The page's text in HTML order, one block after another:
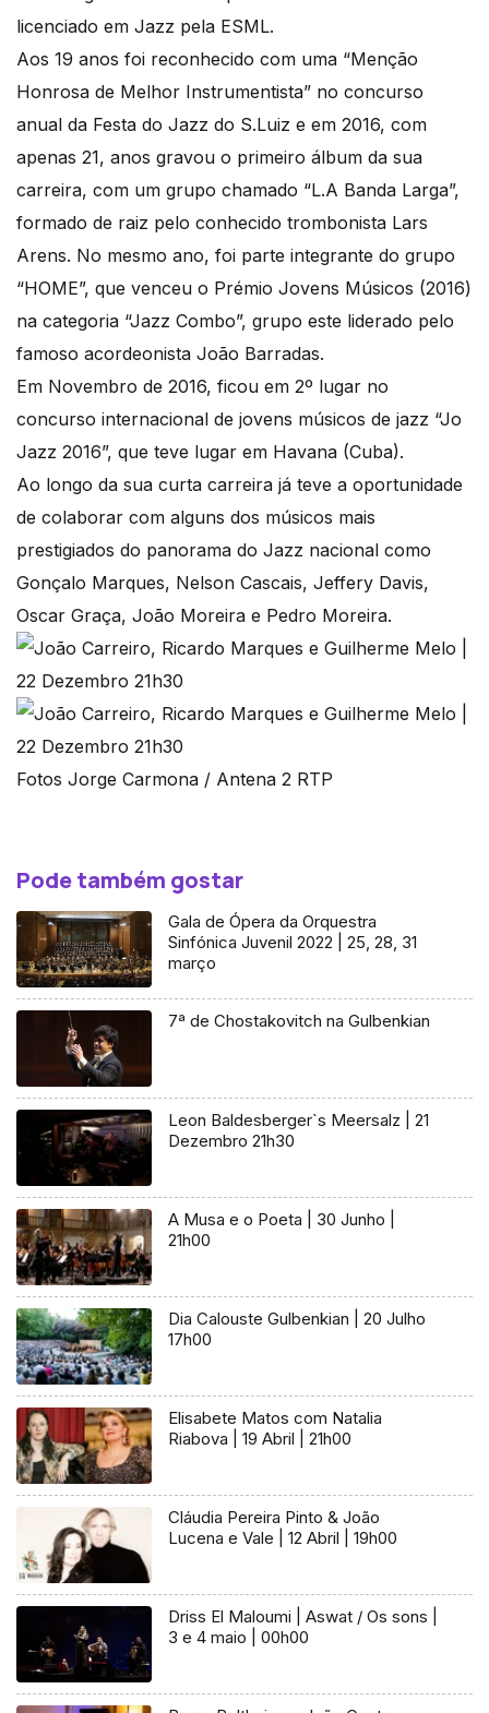
licenciado em Jazz pela ESML.
Aos 19 anos foi reconhecido com uma “Menção
Honrosa de Melhor Instrumentista” no concurso
anual da Festa do Jazz do S.Luiz e em 2016, com
apenas 21, anos gravou o primeiro álbum da sua
carreira, com um grupo chamado “L.A Banda Larga”,
formado de raiz pelo conhecido trombonista Lars
Arens. No mesmo ano, foi parte integrante do grupo
“HOME”, que venceu o Prémio Jovens Músicos (2016)
na categoria “Jazz Combo”, grupo este liderado pelo
famoso acordeonista João Barradas.
Em Novembro de 2016, ficou em 2º lugar no
concurso internacional de jovens músicos de jazz “Jo
Jazz 2016”, que teve lugar em Havana (Cuba).
Ao longo da sua curta carreira já teve a oportunidade
de colaborar com alguns dos músicos mais
prestigiados do panorama do Jazz nacional como
Gonçalo Marques, Nelson Cascais, Jeffery Davis,
Oscar Graça, João Moreira e Pedro Moreira.
Fotos Jorge Carmona / Antena 2 RTP
Pode também gostar
Gala de Ópera da Orquestra
Sinfónica Juvenil 2022 | 25, 28, 31
março
7ª de Chostakovitch na Gulbenkian
Leon Baldesberger`s Meersalz | 21
Dezembro 21h30
A Musa e o Poeta | 30 Junho |
21h00
Dia Calouste Gulbenkian | 20 Julho
17h00
Elisabete Matos com Natalia
Riabova | 19 Abril | 21h00
Cláudia Pereira Pinto & João
Lucena e Vale | 12 Abril | 19h00
Driss El Maloumi | Aswat / Os sons |
3 e 4 maio | 00h00